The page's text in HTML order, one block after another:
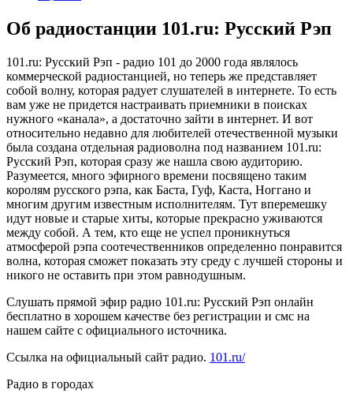
Об радиостанции 101.ru: Русский Рэп
101.ru: Русский Рэп - радио 101 до 2000 года являлось
коммерческой радиостанцией, но теперь же представляет
собой волну, которая радует слушателей в интернете. То есть
вам уже не придется настраивать приемники в поисках
нужного «канала», а достаточно зайти в интернет. И вот
относительно недавно для любителей отечественной музыки
была создана отдельная радиоволна под названием 101.ru:
Русский Рэп, которая сразу же нашла свою аудиторию.
Разумеется, много эфирного времени посвящено таким
королям русского рэпа, как Баста, Гуф, Каста, Ноггано и
многим другим известным исполнителям. Тут вперемешку
идут новые и старые хиты, которые прекрасно уживаются
между собой. А тем, кто еще не успел проникнуться
атмосферой рэпа соотечественников определенно понравится
волна, которая сможет показать эту среду с лучшей стороны и
никого не оставить при этом равнодушным.
Слушать прямой эфир радио 101.ru: Русский Рэп онлайн
бесплатно в хорошем качестве без регистрации и смс на
нашем сайте с официального источника.
Ссылка на официальный сайт радио. 101.ru/
Радио в городах